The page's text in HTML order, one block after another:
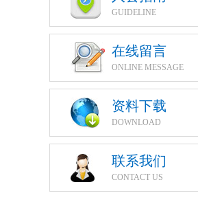
GUIDELINE
在线留言
ONLINE MESSAGE
资料下载
DOWNLOAD
联系我们
CONTACT US